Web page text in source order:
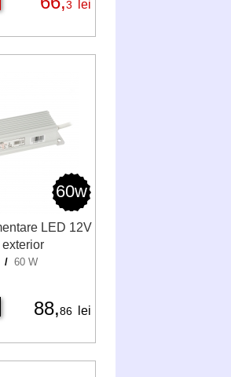
3 lei
60w
LED 12V
/ 60 W
88,86 lei